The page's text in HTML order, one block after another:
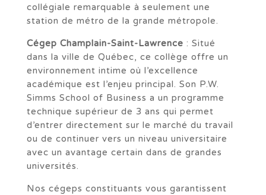
collégiale remarquable à seulement une
station de métro de la grande métropole.
Cégep Champlain-Saint-Lawrence : Situé
dans la ville de Québec, ce collège offre un
environnement intime où l’excellence
académique est l’enjeu principal. Son P.W.
Simms School of Business a un programme
technique supérieur de 3 ans qui permet
d’entrer directement sur le marché du travail
ou de continuer vers un niveau universitaire
avec un avantage certain dans de grandes
universités.
Nos cégeps constituants vous garantissent